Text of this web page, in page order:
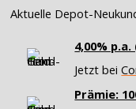
Aktuelle Depot-
4,00%
Jetzt bei
Prämie: